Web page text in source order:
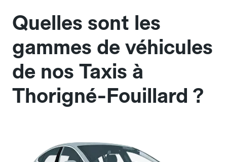
Quelles sont les
gammes de véhicules
de nos Taxis à
Thorigné-Fouillard ?